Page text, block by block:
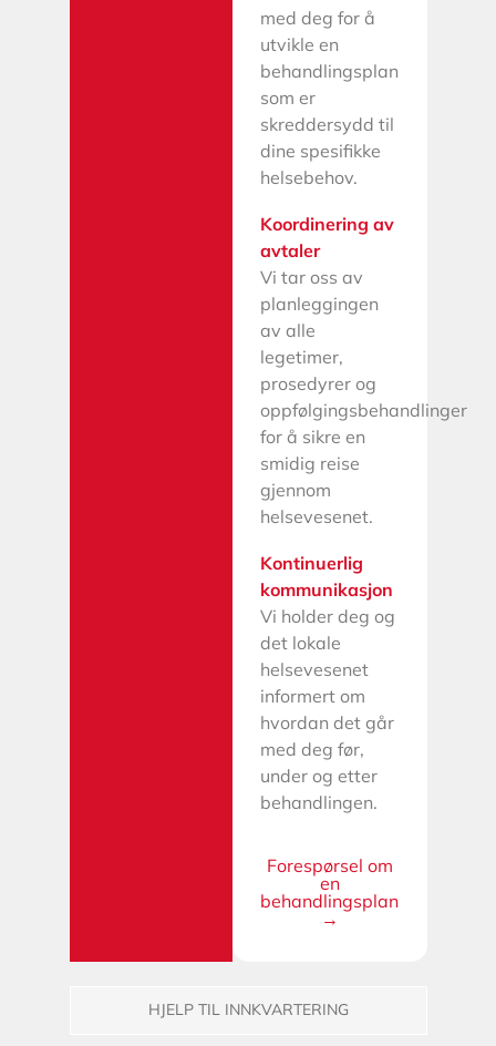
HJELP TIL INNKVARTERING
med deg for å
utvikle en
behandlingsplan
som er
skreddersydd til
dine spesifikke
helsebehov.
Koordinering av
avtaler
Vi tar oss av
planleggingen
av alle
legetimer,
prosedyrer og
oppfølgingsbehandlinger
for å sikre en
smidig reise
gjennom
helsevesenet.
Kontinuerlig
kommunikasjon
Vi holder deg og
det lokale
helsevesenet
informert om
hvordan det går
med deg før,
under og etter
behandlingen.
Forespørsel om
en
behandlingsplan
→